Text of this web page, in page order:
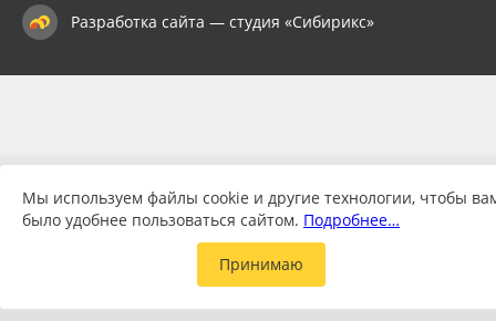
Разработка сайта — студия «Сибирикс»
Мы используем файлы cookie и другие технологии, чтобы
было удобнее пользоваться сайтом. Подробнее…
Принимаю